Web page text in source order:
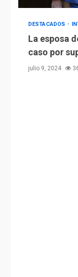
DESTACADOS
La esposa
caso por
julio 9, 2024